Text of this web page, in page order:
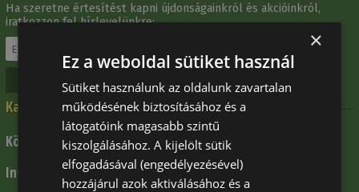
Ha szeretne értesítést kapni újdonságainkról és akcióinkról,
iratkozzon fel hírlevelünkre:
Leiratkozás
Kapcsolat
Központi telefonszám: + 36 1 309 5112
Információk: + 36 30 341 7578
×
Ez a weboldal sütiket használ
Sütiket használunk az oldalunk zavartalan
működésének biztosításához és a
látogatóink magasabb szintű
kiszolgálásához. A kijelölt sütik
elfogadásával (engedélyezésével)
hozzájárul azok aktiválásához és a